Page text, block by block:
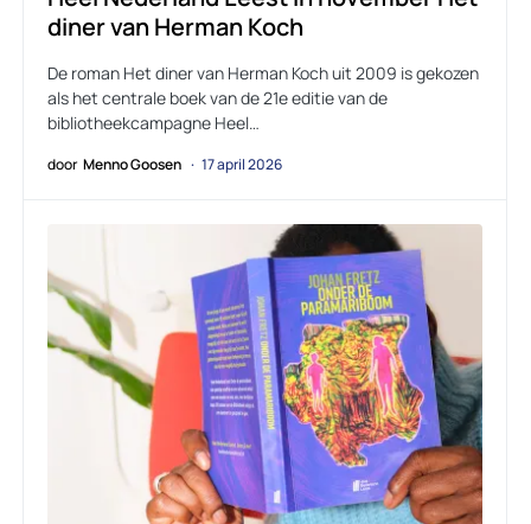
diner van Herman Koch
De roman Het diner van Herman Koch uit 2009 is gekozen
als het centrale boek van de 21e editie van de
bibliotheekcampagne Heel…
door Menno Goosen 17 april 2026